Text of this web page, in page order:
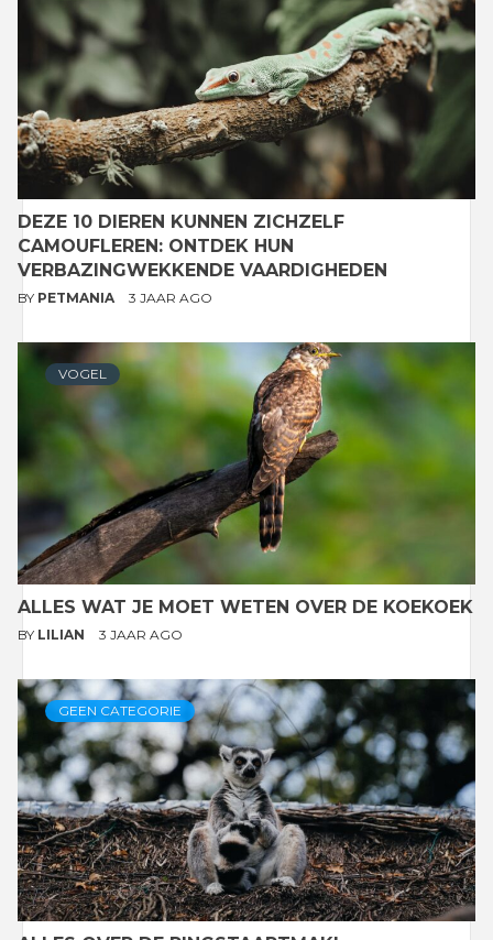
DEZE 10 DIEREN KUNNEN ZICHZELF
CAMOUFLEREN: ONTDEK HUN
VERBAZINGWEKKENDE VAARDIGHEDEN
BY PETMANIA 3 JAAR AGO
VOGEL
ALLES WAT JE MOET WETEN OVER DE KOEKOEK
BY LILIAN 3 JAAR AGO
GEEN CATEGORIE